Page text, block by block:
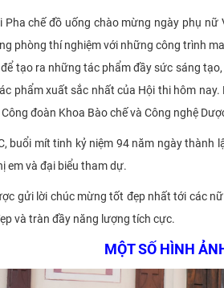
chế đồ uống chào mừng ngày phụ
phòng thí nghiệm với những công trình
tạo ra những tác phẩm đầy sức sáng
phẩm xuất sắc nhất của Hội thi hôm
đoàn Khoa Bào chế và Công nghệ
buổi mít tinh kỷ niệm 94 năm ngày
em và đại biểu tham dự.
gửi lời chúc mừng tốt đẹp nhất tới các
và tràn đầy năng lượng tích cực.
MỘT SỐ HÌNH